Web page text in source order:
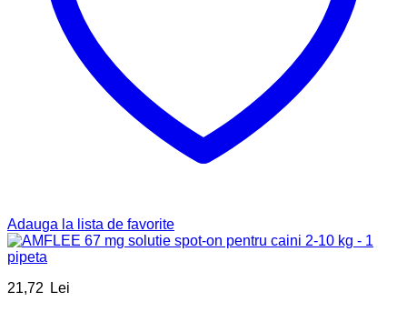
Adauga la lista de favorite
21,72 Lei